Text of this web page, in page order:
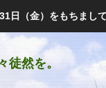
日（金）をもちまし
徒然を。